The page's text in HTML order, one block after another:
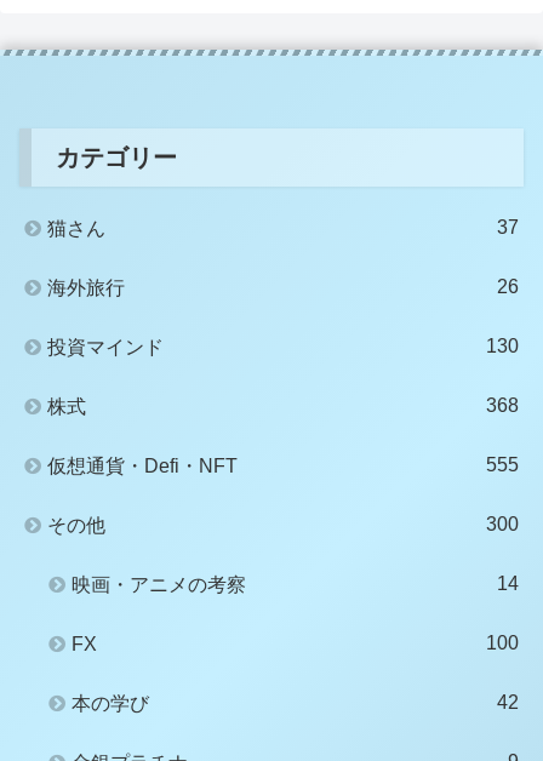
カテゴリー
猫さん 37
海外旅行 26
投資マインド 130
株式 368
仮想通貨・Defi・NFT 555
その他 300
映画・アニメの考察 14
FX 100
本の学び 42